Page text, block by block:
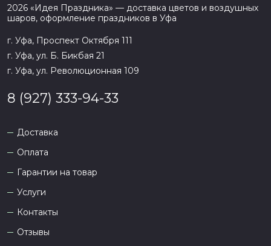
2026 «Идея Праздника» — доставка цветов и воздушных
шаров, оформление праздников в Уфа
г. Уфа, Проспект Октября 111
г. Уфа, ул. Б. Бикбая 21
г. Уфа, ул. Революционная 109
8 (927) 333-94-33
Доставка
Оплата
Гарантии на товар
Услуги
Контакты
Отзывы